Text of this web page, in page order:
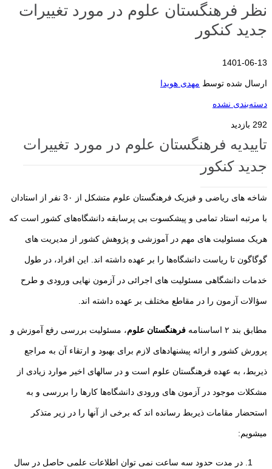
نظر فرهنگستان علوم در مورد تغییرات
جدید کنکور
1401-06-13
ارسال شده توسط مهدی هویدا
دسته‌بندی نشده
292 بازدید
تاییدیه فرهنگستان علوم در مورد تغییرات
جدید کنکور
شاخه های ریاضی و فیزیک فرهنگستان علوم متشکل از 3۰ نفر از استادان
با مرتبه استاد تمامی و پیشکسوت بی پرسابقه دانشگاه‌های کشور است که
هریک مسئولیت های مهم در آموزشی و پژوهش کشور از مدیریت های
گوگاگون تا ریاست دانشگاه‌ها را بر عهده داشته اند. این افراد، در طول
خدمات دانشگاهی مسئولیت های اجرائی در آزمون نهایی ورودی و طرح
سؤالات آزمون را در مقاطع مختلف بر عهده داشته اند.
مطابق بند ۲ اساسنامه فرهنگستان علوم، مسئوليت بررسی رفع آموزش و
پرورش کشور و ارائه پیشنهاد‌های لازم برای بهبود و ارتقاء آن به مراجع
ذیربط، به عهده فرهنگستان علوم است و در سالهای اخیر موارد زیادی از
مشکلات موجود در آزمون های ورودی دانشگاه‌ها کارها را بررسی و به
استحضار مقامات ذیربط رسانده اند که برخی از آنها را در زیر متذکر
میشویم:
در مدت حدود سه ساعت نمی توان اطلاعات علمی حاصل در سال